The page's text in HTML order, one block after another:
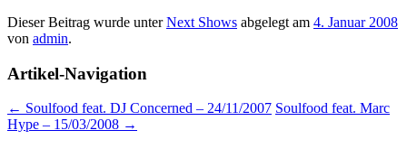
Dieser Beitrag wurde unterNext Shows abgelegt am 4. Januar 2008
von admin.
Artikel-Navigation
← Soulfood feat. DJ Concerned – 24/11/2007 Soulfood feat. Marc
Hype – 15/03/2008 →